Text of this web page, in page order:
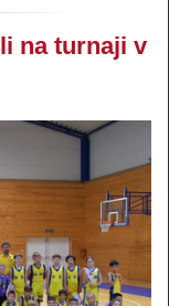
na turnaji v